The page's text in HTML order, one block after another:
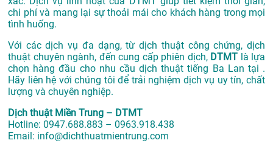
chi phí và mang lại sự thoải mái cho khách hàng trong mọi
tình huống.
Với các dịch vụ đa dạng, từ dịch thuật công chứng, dịch
thuật chuyên ngành, đến cung cấp phiên dịch, DTMT là lựa
chọn hàng đầu cho nhu cầu dịch thuật tiếng Ba Lan tại .
Hãy liên hệ với chúng tôi để trải nghiệm dịch vụ uy tín, chất
lượng và chuyên nghiệp.
Dịch thuật Miền Trung – DTMT
Hotline: 0947.688.883 – 0963.918.438
Email: info@dichthuatmientrung.com